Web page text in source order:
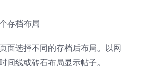
存档布局
面选择不同的存档后布局。以网
间线或砖石布局显示帖子。